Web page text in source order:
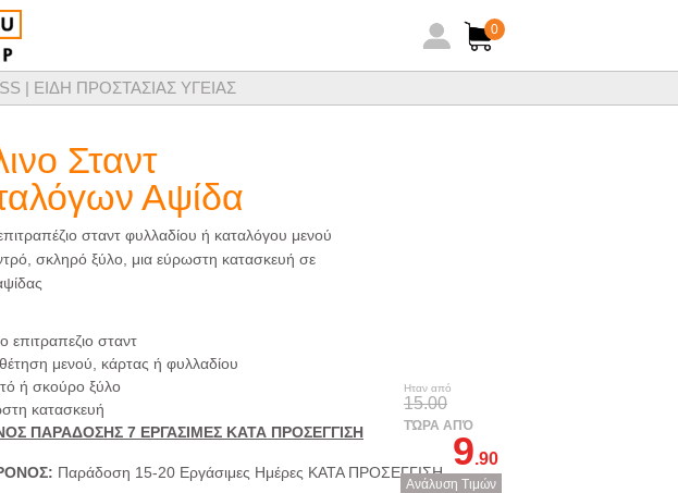
παρουσίασης μενού & προμηθειών ξενοδοχειακών ειδών
0
| ΕΙΔΗ ΠΡΟΣΤΑΣΙΑΣ ΥΓΕΙΑΣ
Σταντ
Αψίδα
σταντ φυλλαδίου ή καταλόγου μενού
σκληρό ξύλο, μια εύρωστη κατασκευή σε
Ηταν από
15.00
ΤΏΡΑ ΑΠΌ
9.90
Ανάλυση Τιμών
επιτραπεζιο σταντ
μενού, κάρτας ή φυλλαδίου
ή σκούρο ξύλο
κατασκευή
ΠΑΡΑΔΟΣΗΣ 7 ΕΡΓΑΣΙΜΕΣ ΚΑΤΑ ΠΡΟΣΕΓΓΙΣΗ
Παράδοση 15-20 Εργάσιμες Ημέρες ΚΑΤΑ ΠΡΟΣΕΓΓΙΣΗ